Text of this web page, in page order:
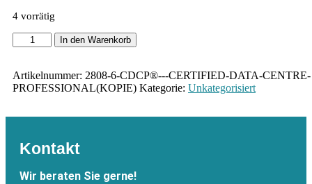
4 vorrätig
In den Warenkorb
Artikelnummer: 2808-6-CDCP®---CERTIFIED-DATA-CENTRE-
PROFESSIONAL(KOPIE) Kategorie: Unkategorisiert
Kontakt
Wir beraten Sie gerne!